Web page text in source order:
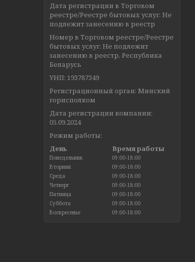
Дата регистрации в Торговом
реестре/Реестре бытовых услуг: Не
подлежит занесению в реестр
Номер в Торговом реестре/Реестре
бытовых услуг: Не подлежит
занесению в реестр, Республика
Беларусь
УНП: 193787349
Регистрационный орган: Минский
горисполком
Дата регистрации компании:
05.09.2024
Режим работы:
День
Время работы
Понедельник
09:00-18:00
Вторник
09:00-18:00
Среда
09:00-18:00
Четверг
09:00-18:00
Пятница
09:00-18:00
Суббота
09:00-18:00
Воскресенье
09:00-18:00